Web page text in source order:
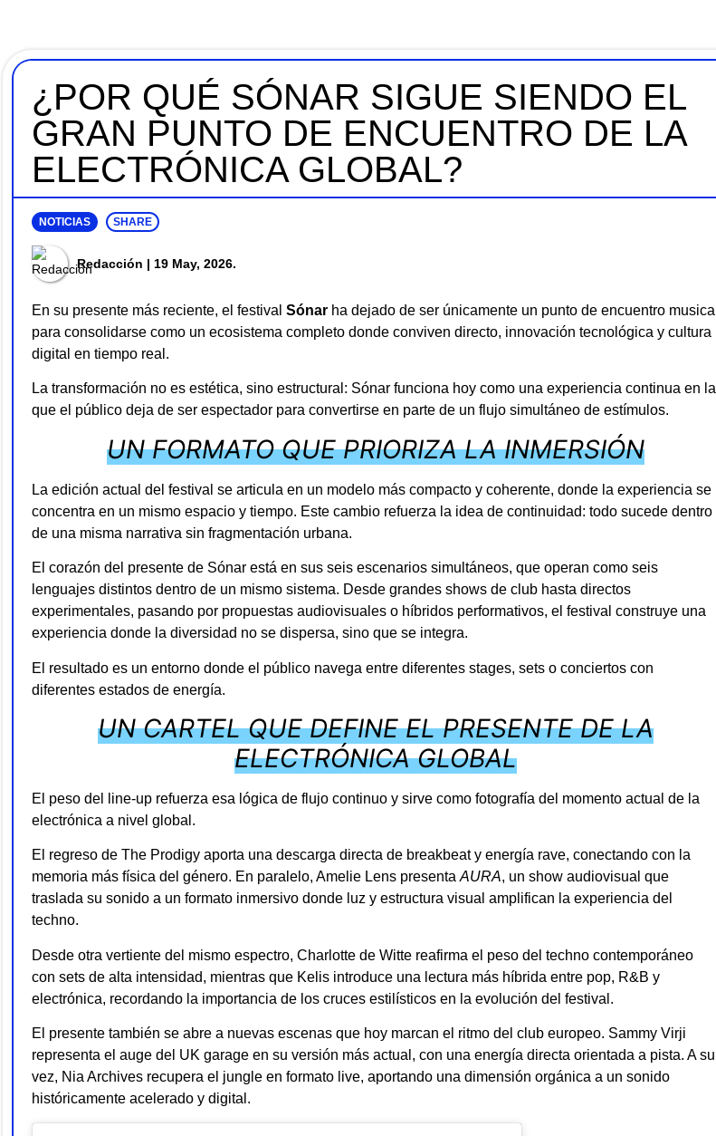
¿POR QUÉ SÓNAR SIGUE SIENDO EL
GRAN PUNTO DE ENCUENTRO DE LA
ELECTRÓNICA GLOBAL?
NOTICIAS SHARE
Redacción | 19 May, 2026.
En su presente más reciente, el festival Sónar ha dejado de ser únicamente un punto de encuentro musical
para consolidarse como un ecosistema completo donde conviven directo, innovación tecnológica y cultura
digital en tiempo real.
La transformación no es estética, sino estructural: Sónar funciona hoy como una experiencia continua en la
que el público deja de ser espectador para convertirse en parte de un flujo simultáneo de estímulos.
UN FORMATO QUE PRIORIZA LA INMERSIÓN
La edición actual del festival se articula en un modelo más compacto y coherente, donde la experiencia se
concentra en un mismo espacio y tiempo. Este cambio refuerza la idea de continuidad: todo sucede dentro
de una misma narrativa sin fragmentación urbana.
El corazón del presente de Sónar está en sus seis escenarios simultáneos, que operan como seis
lenguajes distintos dentro de un mismo sistema. Desde grandes shows de club hasta directos
experimentales, pasando por propuestas audiovisuales o híbridos performativos, el festival construye una
experiencia donde la diversidad no se dispersa, sino que se integra.
El resultado es un entorno donde el público navega entre diferentes stages, sets o conciertos con
diferentes estados de energía.
UN CARTEL QUE DEFINE EL PRESENTE DE LA
ELECTRÓNICA GLOBAL
El peso del line-up refuerza esa lógica de flujo continuo y sirve como fotografía del momento actual de la
electrónica a nivel global.
El regreso de The Prodigy aporta una descarga directa de breakbeat y energía rave, conectando con la
memoria más física del género. En paralelo, Amelie Lens presenta AURA, un show audiovisual que
traslada su sonido a un formato inmersivo donde luz y estructura visual amplifican la experiencia del
techno.
Desde otra vertiente del mismo espectro, Charlotte de Witte reafirma el peso del techno contemporáneo
con sets de alta intensidad, mientras que Kelis introduce una lectura más híbrida entre pop, R&B y
electrónica, recordando la importancia de los cruces estilísticos en la evolución del festival.
El presente también se abre a nuevas escenas que hoy marcan el ritmo del club europeo. Sammy Virji
representa el auge del UK garage en su versión más actual, con una energía directa orientada a pista. A su
vez, Nia Archives recupera el jungle en formato live, aportando una dimensión orgánica a un sonido
históricamente acelerado y digital.